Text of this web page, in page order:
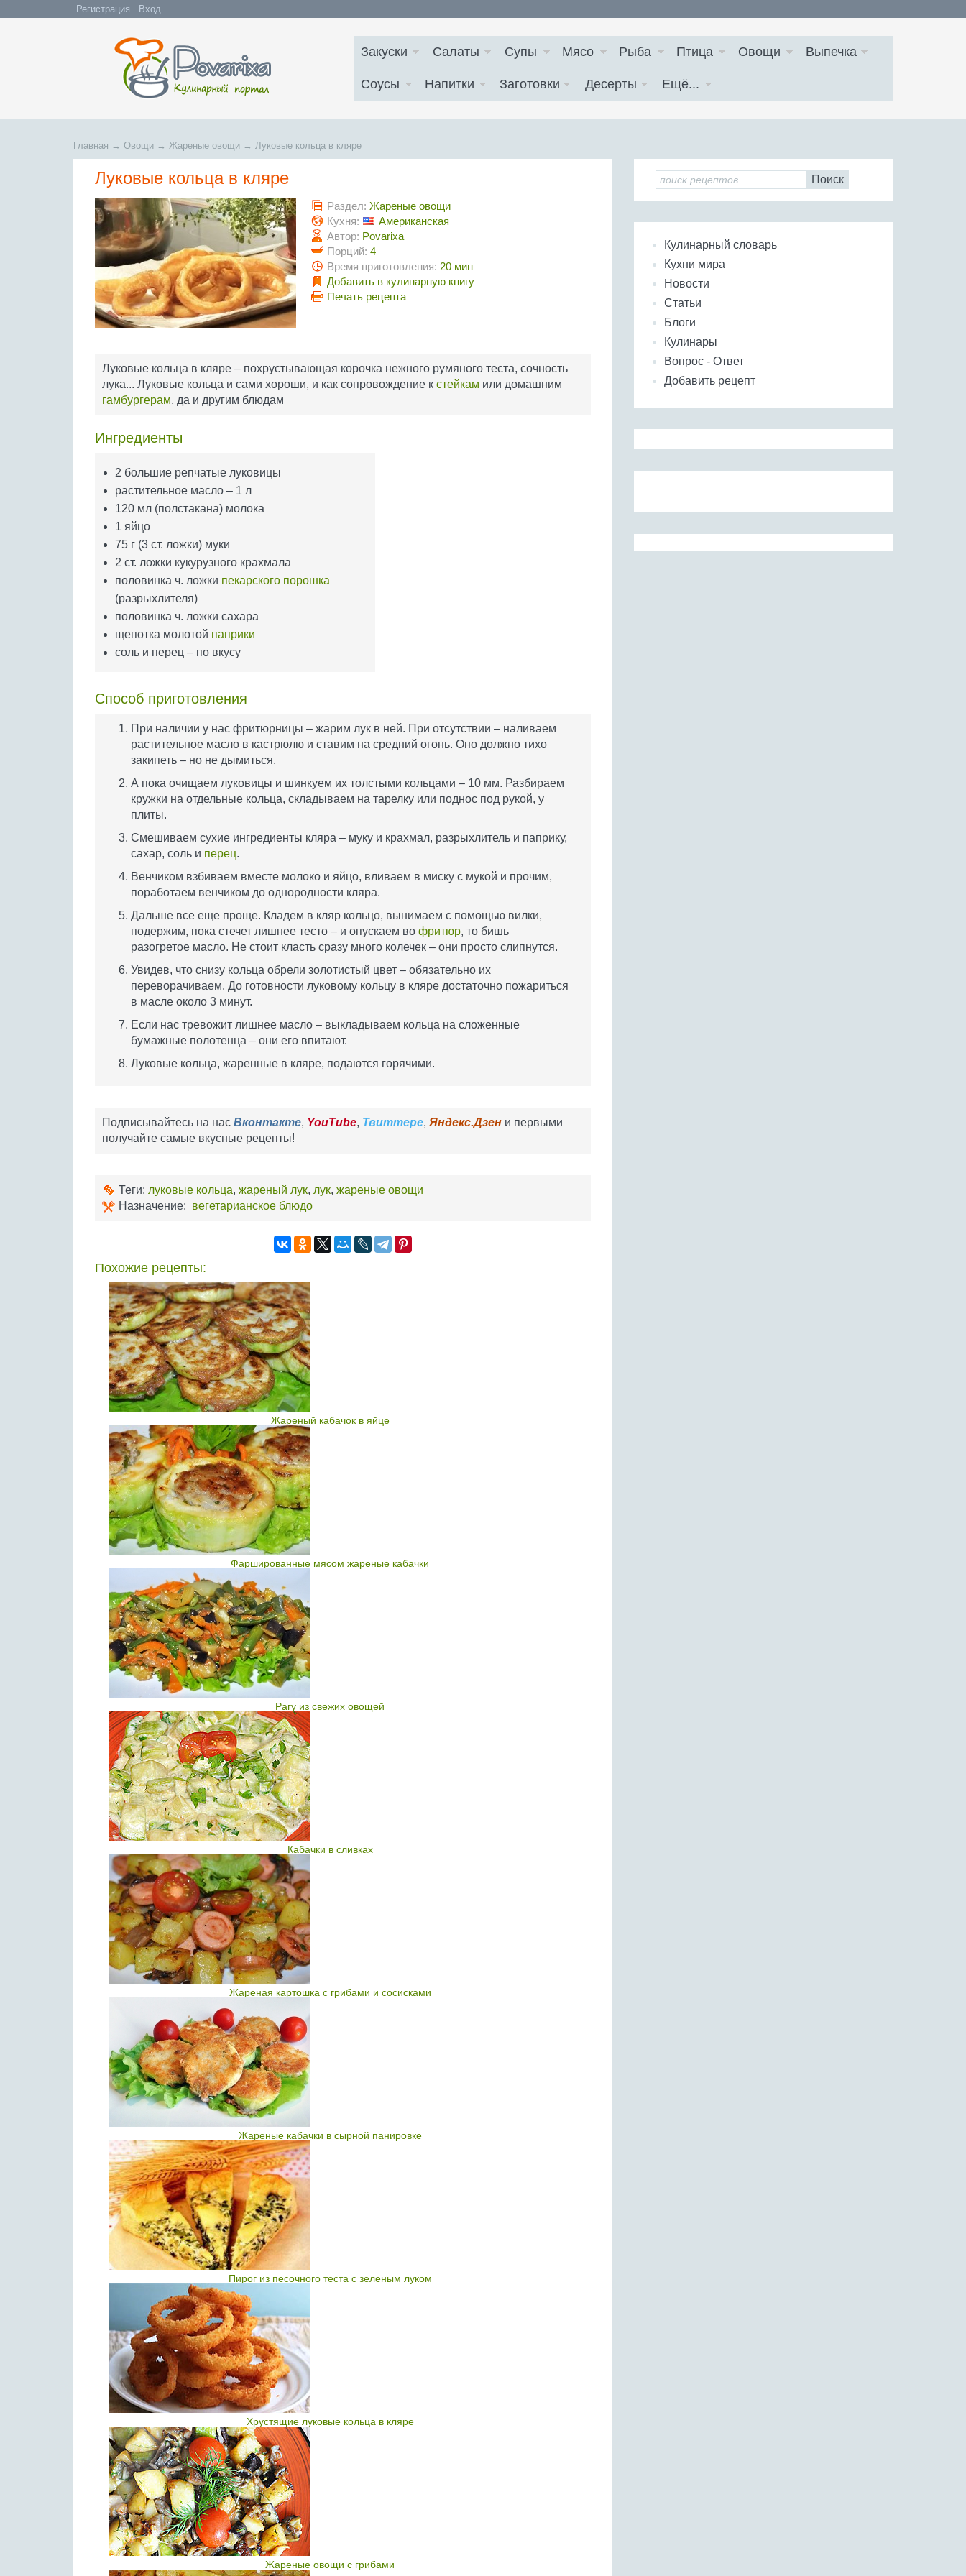
Регистрация Вход
Закуски Салаты Супы Мясо Рыба Птица Овощи Выпечка
Соусы Напитки Заготовки Десерты Ещё...
Главная → Овощи → Жареные овощи → Луковые кольца в кляре
Луковые кольца в кляре
Раздел: Жареные овощи
Кухня:
Американская
Автор: Povarixa
Порций: 4
Время приготовления: 20 мин
Добавить в кулинарную книгу
Печать рецепта
Луковые кольца в кляре – похрустывающая корочка нежного румяного теста, сочность
лука... Луковые кольца и сами хороши, и как сопровождение к стейкам или домашним
гамбургерам, да и другим блюдам
Ингредиенты
2 большие репчатые луковицы
растительное масло – 1 л
120 мл (полстакана) молока
1 яйцо
75 г (3 ст. ложки) муки
2 ст. ложки кукурузного крахмала
половинка ч. ложки пекарского порошка
(разрыхлителя)
половинка ч. ложки сахара
щепотка молотой паприки
соль и перец – по вкусу
Способ приготовления
При наличии у нас фритюрницы – жарим лук в ней. При отсутствии – наливаем
растительное масло в кастрюлю и ставим на средний огонь. Оно должно тихо
закипеть – но не дымиться.
А пока очищаем луковицы и шинкуем их толстыми кольцами – 10 мм. Разбираем
кружки на отдельные кольца, складываем на тарелку или поднос под рукой, у
плиты.
Смешиваем сухие ингредиенты кляра – муку и крахмал, разрыхлитель и паприку,
сахар, соль и перец.
Венчиком взбиваем вместе молоко и яйцо, вливаем в миску с мукой и прочим,
поработаем венчиком до однородности кляра.
Дальше все еще проще. Кладем в кляр кольцо, вынимаем с помощью вилки,
подержим, пока стечет лишнее тесто – и опускаем во фритюр, то бишь
разогретое масло. Не стоит класть сразу много колечек – они просто слипнутся.
Увидев, что снизу кольца обрели золотистый цвет – обязательно их
переворачиваем. До готовности луковому кольцу в кляре достаточно пожариться
в масле около 3 минут.
Если нас тревожит лишнее масло – выкладываем кольца на сложенные
бумажные полотенца – они его впитают.
Луковые кольца, жаренные в кляре, подаются горячими.
Подписывайтесь на нас Вконтакте, YouTube, Твиттере, Яндекс.Дзен и первыми
получайте самые вкусные рецепты!
Теги: луковые кольца, жареный лук, лук, жареные овощи
Назначение: вегетарианское блюдо
Похожие рецепты:
Жареный кабачок в яйце
Фаршированные мясом жареные кабачки
Рагу из свежих овощей
Кабачки в сливках
Жареная картошка с грибами и сосисками
Жареные кабачки в сырной панировке
Пирог из песочного теста с зеленым луком
Хрустящие луковые кольца в кляре
Жареные овощи с грибами
Поиск
Кулинарный словарь
Кухни мира
Новости
Статьи
Блоги
Кулинары
Вопрос - Ответ
Добавить рецепт